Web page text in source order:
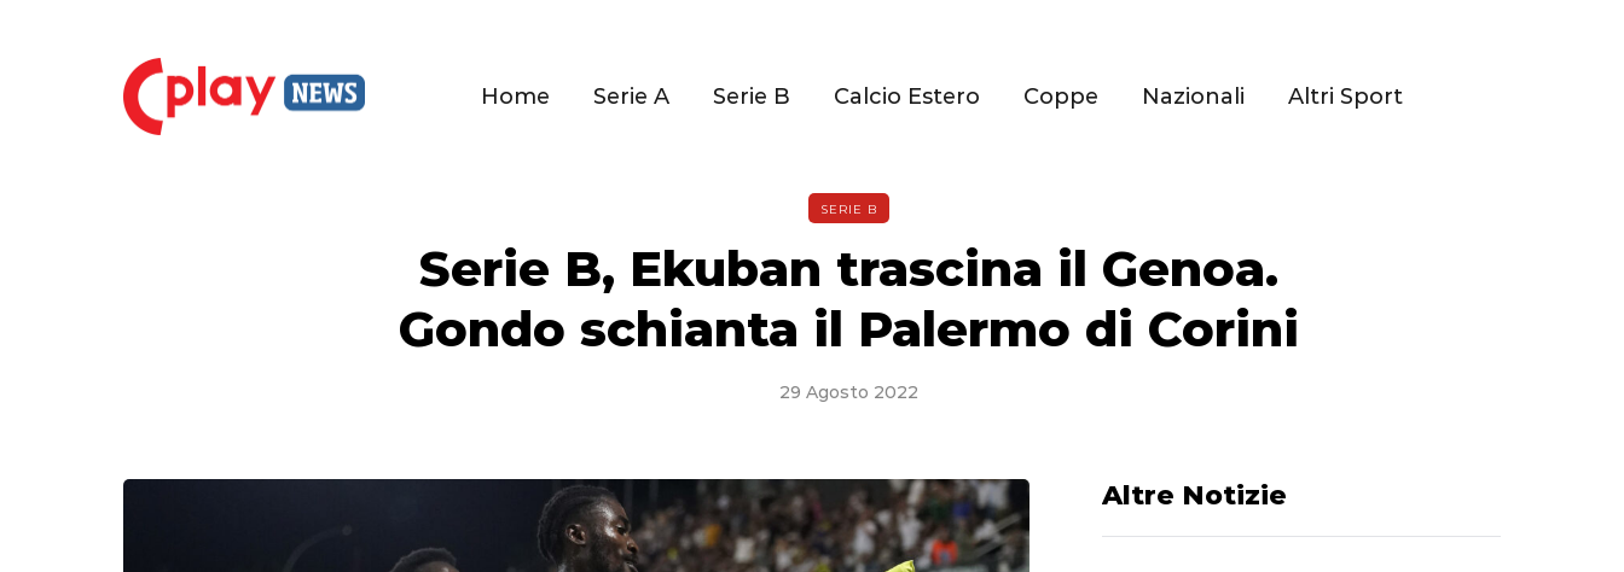
Home Serie A Serie B Calcio Estero Coppe Nazionali Altri Sport
SERIE B
Serie B, Ekuban trascina il Genoa.
Gondo schianta il Palermo di Corini
29 Agosto 2022
Altre Notizie